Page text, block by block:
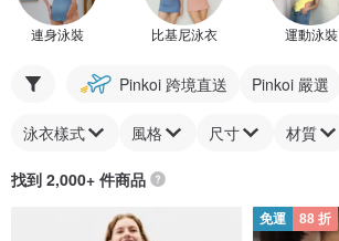
連身泳裝 比基尼泳衣 運動泳裝
Pinkoi 跨境直送 Pinkoi 嚴選
泳衣樣式 風格 尺寸 材質
找到 2,000+ 件商品
免運 88 折